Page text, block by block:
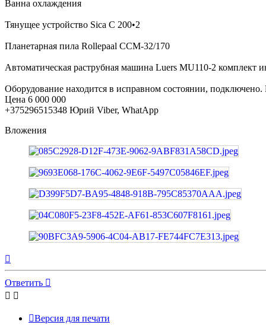
Ванна охлаждения
Тянущее устройство Sica C 200•2
Планетарная пила Rollepaal CCM-32/170
Автоматическая раструбная машина Luers MU110-2 комплект
Оборудование находится в исправном состоянии,
Цена 6 000 000
+375296515348 Юрий Viber, WhatApp
Вложения
началу
Ответить
Версия для печати